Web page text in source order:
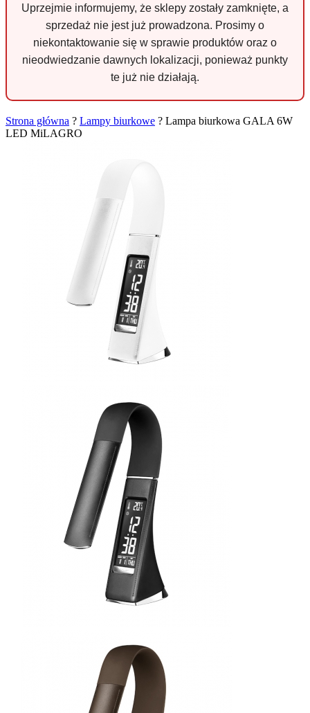
Uprzejmie informujemy, że sklepy zostały zamknięte, a
sprzedaż nie jest już prowadzona. Prosimy o
niekontaktowanie się w sprawie produktów oraz o
nieodwiedzanie dawnych lokalizacji, ponieważ punkty
te już nie działają.
Strona główna ? Lampy biurkowe ? Lampa biurkowa GALA 6W
LED MiLAGRO